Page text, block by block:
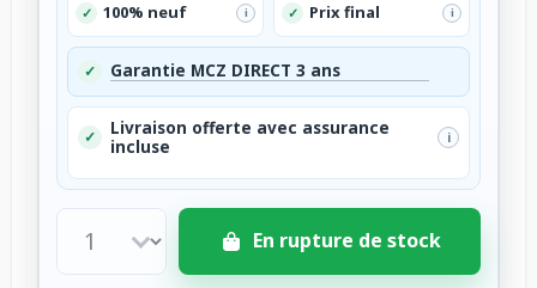
✓ 100% neuf i ✓ Prix final i
✓ Garantie MCZ DIRECT 3 ans
✓
Livraison offerte avec assurance
incluse
i
En rupture de stock